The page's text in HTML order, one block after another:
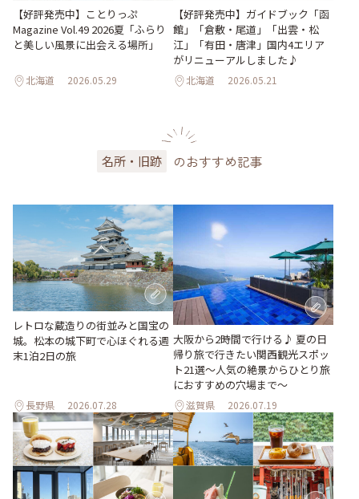
【好評発売中】ことりっぷ
Magazine Vol.49 2026夏「ふらり
と美しい風景に出会える場所」
北海道 2026.05.29
【好評発売中】ガイドブック「函
館」「倉敷・尾道」「出雲・松
江」「有田・唐津」国内4エリア
がリニューアルしました♪
北海道 2026.05.21
名所・旧跡 のおすすめ記事
レトロな蔵造りの街並みと国宝の
城。松本の城下町で心ほぐれる週
末1泊2日の旅
長野県 2026.07.28
大阪から2時間で行ける♪ 夏の日
帰り旅で行きたい関西観光スポッ
ト21選～人気の絶景からひとり旅
におすすめの穴場まで～
滋賀県 2026.07.19